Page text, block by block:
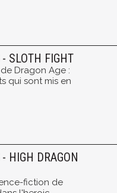
- SLOTH FIGHT
Dragon Age :
qui sont mis en
HIGH DRAGON
fiction de